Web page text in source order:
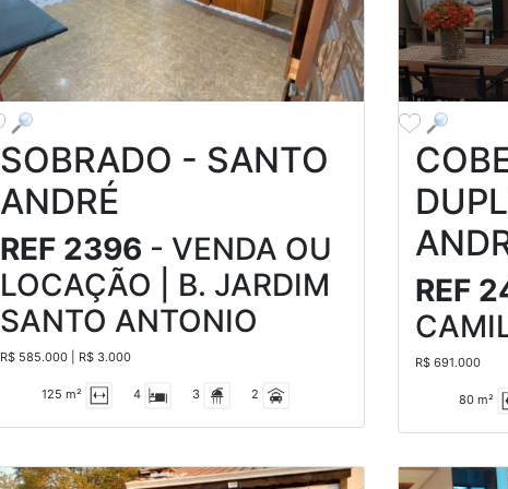
SOBRADO - SANTO
ANDRÉ
REF 2396 - VENDA OU
LOCAÇÃO | B. JARDIM
SANTO ANTONIO
R$ 585.000 | R$ 3.000
125 m² 4 3 2
REF
R$ 691.000
80 m²